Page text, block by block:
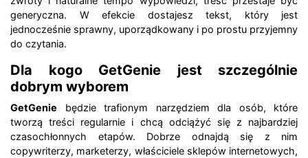
generyczna. W efekcie dostajesz tekst, który jest
jednocześnie sprawny, uporządkowany i po prostu przyjemny
do czytania.
Dla kogo GetGenie jest szczególnie
dobrym wyborem
GetGenie będzie trafionym narzędziem dla osób, które
tworzą treści regularnie i chcą odciążyć się z najbardziej
czasochłonnych etapów. Dobrze odnajdą się z nim
copywriterzy, marketerzy, właściciele sklepów internetowych,